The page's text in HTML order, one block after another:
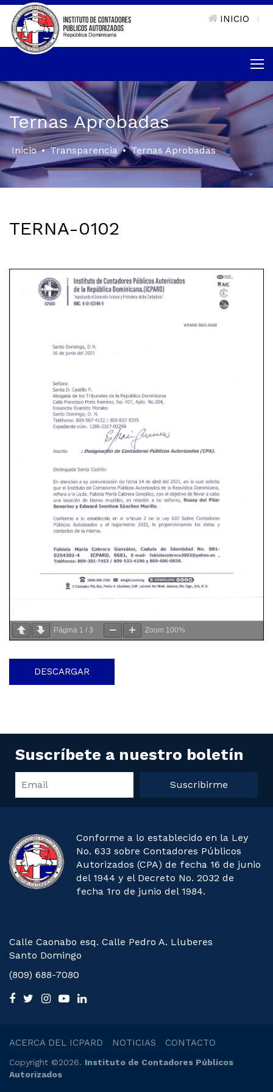
INICIO
Ternas Aprobadas
Inicio • Transparencia • Ternas Aprobadas
TERNA-0102
Página 1 / 3 Zoom 100%
DESCARGAR
Suscríbete a nuestro boletín
Suscribirme
Conforme a lo establecido en la Ley
No. 633 sobre Contadores Públicos
Autorizados (CPA) de fecha 16 de junio
del 1944 y el Decreto No. 2032 de
fecha 1ro de junio del 1984.
Calle Caonabo esq. Calle Pedro A. Lluberes
Santo Domingo
(809) 688-7080
ACERCA DEL ICPARD NOTICIAS CONTACTO
Copyright ©2026. Instituto de Contadores Públicos
Autorizados